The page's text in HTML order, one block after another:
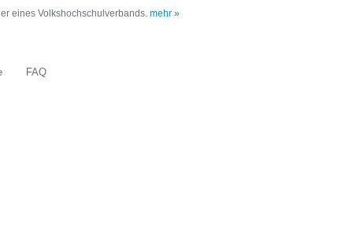
eines Volkshochschulverbands. mehr »
FAQ